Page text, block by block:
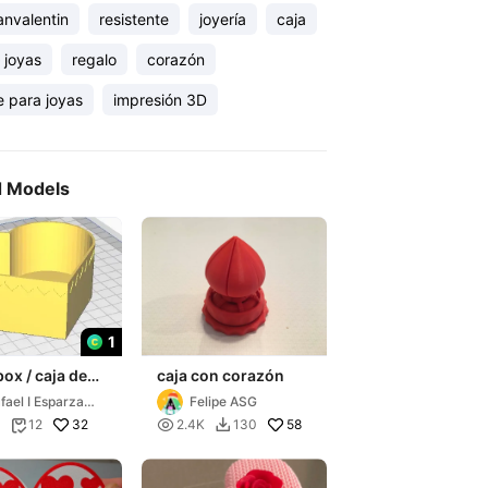
resistente joyería caja
joyas regalo corazón
para joyas impresión 3D
Models
1
/ caja de
I Esparza
12 32
caja con corazón
Felipe ASG
 2.4K  130 58